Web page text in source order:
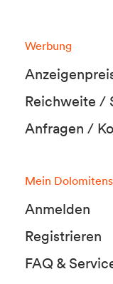
Werbung
Reichweite /
Anfragen /
Mein
Anmelden
Registrieren
FAQ &